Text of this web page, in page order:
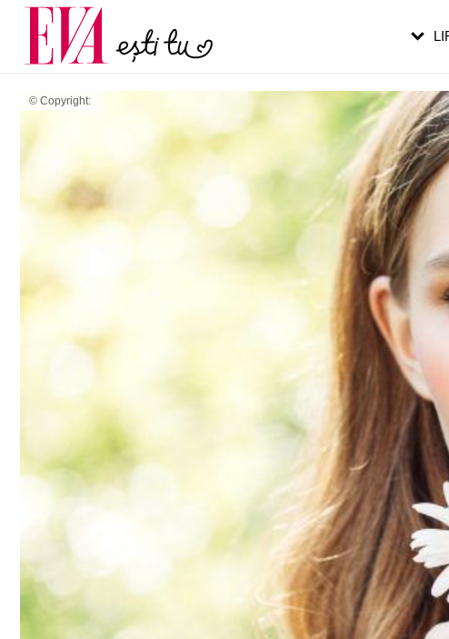
© Copyright:
Carieră
Actualitate
pe măsură ce înaintezi în